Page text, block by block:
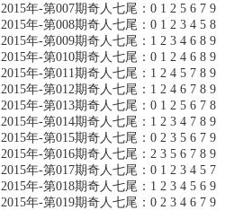
2015年-第007期奇人七尾：0 1 2 5 6 7 9
2015年-第008期奇人七尾：0 1 2 3 4 5 8
2015年-第009期奇人七尾：1 2 3 4 6 8 9
2015年-第010期奇人七尾：0 1 2 4 6 8 9
2015年-第011期奇人七尾：1 2 4 5 7 8 9
2015年-第012期奇人七尾：1 2 4 6 7 8 9
2015年-第013期奇人七尾：0 1 2 5 6 7 8
2015年-第014期奇人七尾：1 2 3 4 7 8 9
2015年-第015期奇人七尾：0 2 3 5 6 7 9
2015年-第016期奇人七尾：2 3 5 6 7 8 9
2015年-第017期奇人七尾：0 1 2 3 4 5 7
2015年-第018期奇人七尾：1 2 3 4 5 6 9
2015年-第019期奇人七尾：0 2 3 4 6 7 9